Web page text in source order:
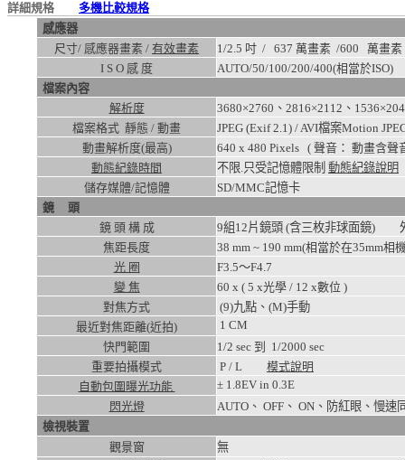
詳細規格
多機比較規格
感應器
尺寸/ 感應器畫素 / 有效畫素 1/2.5 吋 / 637 萬畫素 /600 萬畫素
I S O 感 度
AUTO/50/100/200/400(相當於ISO)
檔案內容
解析度
3680×2760、2816×2112、
檔案格式 靜態 / 動畫
JPEG (Exif 2.1) / AVI檔案Motion
動畫解析度(最高)
640 x 480 Pixels ( 聲音： 動畫含聲
動態紀錄時間
不限.只受記憶體限制 動態紀錄說明
儲存媒體/記憶體
SD/MMC記憶卡
鏡 頭
鏡 頭 構 成
9組12片鏡頭 (含三枚非球面鏡)
焦距長度
38 mm ~ 190 mm(相當於在35mm相
光 圈
F3.5～F4.7
變 焦
60 x ( 5 x光學 / 12 x數位 )
對焦方式
(9)九點、(M)手動
最近對焦距離(近拍)
1 CM
快門範圍
1/2 sec 到 1/2000 sec
重要拍攝模式
P / L
模式說明
自動包圍曝光功能
± 1.8EV in 0.3E
閃光燈
AUTO、 OFF、 ON、防紅眼、
檢視裝置
觀景窗
無